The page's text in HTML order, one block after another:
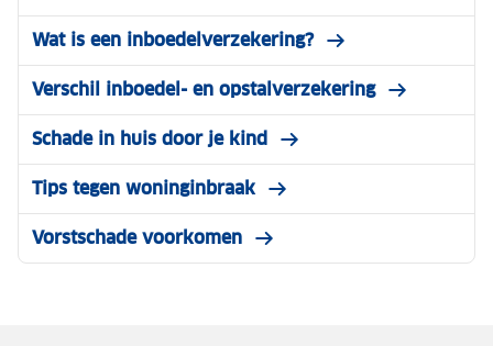
Wat is een inboedelverzekering?
Verschil inboedel- en opstalverzekering
Schade in huis door je kind
Tips tegen woninginbraak
Vorstschade voorkomen